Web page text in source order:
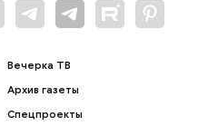
Вечерка ТВ
Архив газеты
Спецпроекты